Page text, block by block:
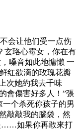
会让他们受一点伤
玄珞心霉女，你在有
嗓音如此地慵懶 一
红欲滴的玫瑰花瓣
次她約我去千味
會傷害好多人！”張
个杀死你孩子的男
敲敲我的腦袋，然
……如果你再敢來打